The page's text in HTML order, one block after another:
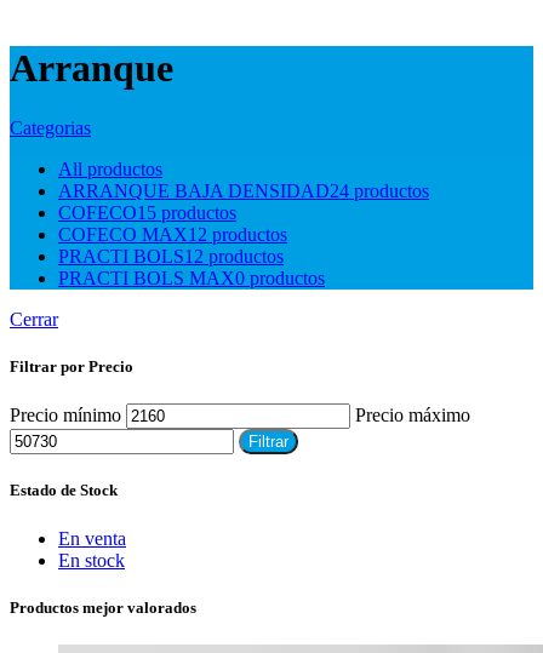
Arranque
Categorias
All productos
ARRANQUE BAJA DENSIDAD24 productos
COFECO15 productos
COFECO MAX12 productos
PRACTI BOLS12 productos
PRACTI BOLS MAX0 productos
Cerrar
Filtrar por Precio
Precio mínimo Precio máximo
Filtrar
Estado de Stock
En venta
En stock
Productos mejor valorados